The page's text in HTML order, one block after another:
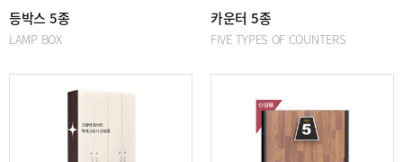
등박스 5종
LAMP BOX
카운터 5종
FIVE TYPES OF COUNTERS